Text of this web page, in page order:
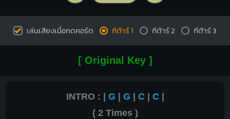
เล่นเสียงเมื่อกดคอร์ด กีต้าร์ 1 กีต้าร์ 2 กีต้าร์ 3
[ Original Key ]
INTRO : | G | G | C | C |
( 2 Times )